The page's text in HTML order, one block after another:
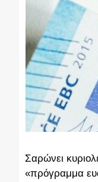
Σαρώνει
«πρόγραμμα